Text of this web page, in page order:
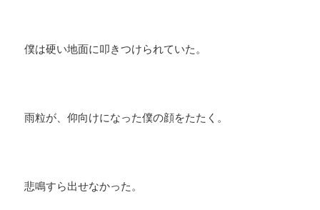
僕は硬い地面に叩きつけられていた。
雨粒が、仰向けになった僕の顔をたたく。
悲鳴すら出せなかった。